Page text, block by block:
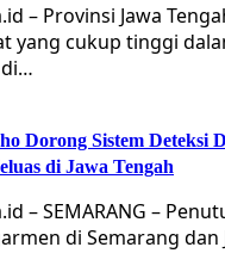
– Provinsi Jawa
yang cukup tinggi
Dorong Sistem Deteksi
di Jawa Tengah
– SEMARANG –
di Semarang dan